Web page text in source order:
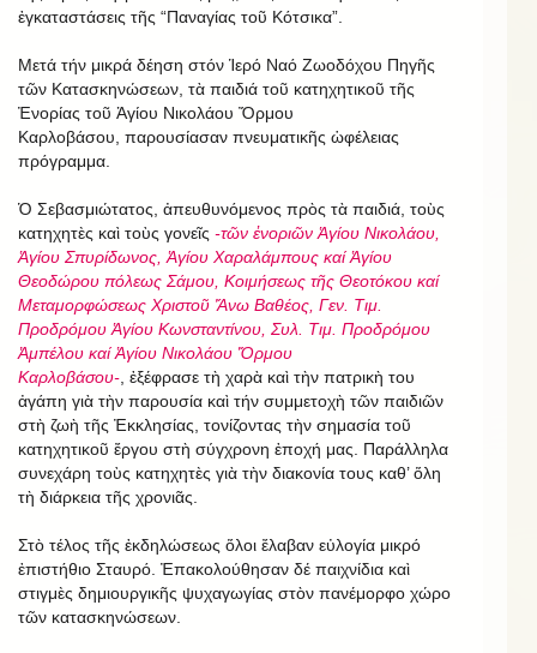
ἐγκαταστάσεις τῆς “Παναγίας τοῦ Κότσικα”.
Μετά τήν μικρά δέηση στόν Ἱερό Ναό Ζωοδόχου Πηγῆς
τῶν Κατασκηνώσεων, τὰ παιδιά τοῦ κατηχητικοῦ τῆς
Ἐνορίας τοῦ Ἁγίου Νικολάου Ὄρμου
Καρλοβάσου, παρουσίασαν πνευματικῆς ὡφέλειας
πρόγραμμα.
Ὁ Σεβασμιώτατος, ἀπευθυνόμενος πρὸς τὰ παιδιά, τοὺς
κατηχητὲς καὶ τοὺς γονεῖς -τῶν ἐνοριῶν Ἁγίου Νικολάου,
Ἁγίου Σπυρίδωνος, Ἁγίου Χαραλάμπους καί Ἁγίου
Θεοδώρου πόλεως Σάμου, Κοιμήσεως τῆς Θεοτόκου καί
Μεταμορφώσεως Χριστοῦ Ἄνω Βαθέος, Γεν. Τιμ.
Προδρόμου Ἁγίου Κωνσταντίνου, Συλ. Τιμ. Προδρόμου
Ἀμπέλου καί Ἁγίου Νικολάου Ὄρμου
Καρλοβάσου- , ἐξέφρασε τὴ χαρὰ καὶ τὴν πατρικὴ του
ἀγάπη γιὰ τὴν παρουσία καὶ τήν συμμετοχὴ τῶν παιδιῶν
στὴ ζωὴ τῆς Ἐκκλησίας, τονίζοντας τὴν σημασία τοῦ
κατηχητικοῦ ἔργου στὴ σύγχρονη ἐποχή μας. Παράλληλα
συνεχάρη τοὺς κατηχητὲς γιὰ τὴν διακονία τους καθ’ ὅλη
τὴ διάρκεια τῆς χρονιᾶς.
Στὸ τέλος τῆς ἐκδηλώσεως ὅλοι ἔλαβαν εὐλογία μικρό
ἐπιστήθιο Σταυρό. Ἐπακολούθησαν δέ παιχνίδια καὶ
στιγμὲς δημιουργικῆς ψυχαγωγίας στὸν πανέμορφο χώρο
τῶν κατασκηνώσεων.